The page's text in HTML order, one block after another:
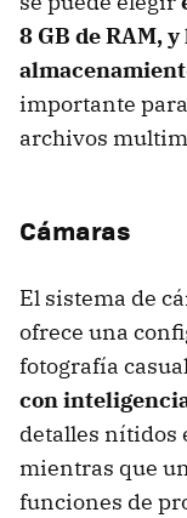
8 GB de RAM,
almacenamient
importante
archivos
Cámaras
El sistema de
ofrece una
fotografía
con
detalles nítidos
mientras que
funciones de